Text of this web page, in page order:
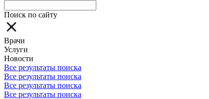
Поиск по сайту
Врачи
Услуги
Новости
Все результаты поиска
Все результаты поиска
Все результаты поиска
Все результаты поиска